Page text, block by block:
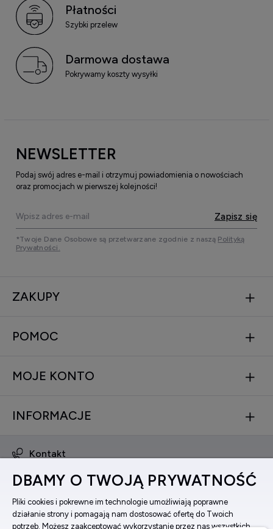
Płatności
Szybki przelew
Darmowa dostawa
Pokrywamy koszty wysyłki
NEWSLETTER
Podaj swój adres e-mail i otrzymuj powiadomienia o nowościach
oraz promocjach w pierwszej kolejności!
Zapisz się
*Twoje Dane Osobowe są przetwarzane zgodnie z naszą Polityką
Prywatności.
ZAKUPY
POMOC
MOJE KONTO
INFORMACJE
Kontakt
ul. Bema 5, 33-100 Tarnów, woj. małopolskie
Facebook
DBAMY O TWOJĄ PRYWATNOŚĆ
Pliki cookies i pokrewne im technologie umożliwiają poprawne
działanie strony i pomagają nam dostosować ofertę do Twoich
potrzeb. Możesz zaakceptować wykorzystanie przez nas wszystkich